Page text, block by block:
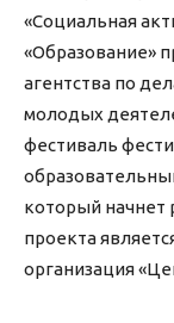
«Социальная
«Образование»
агентства по
молодых
фестиваль
который начнет
проекта
организация